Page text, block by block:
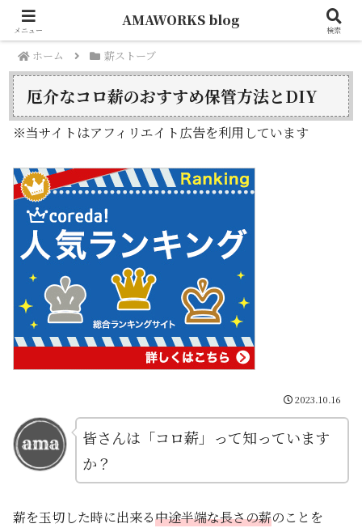
ホーム 薪ストーブ
厄介なコロ薪のおすすめ保管方法とDIY
※当サイトはアフィリエイト広告を利用しています
2023.10.16
皆さんは「コロ薪」って知っています
か？
薪を玉切した時に出来る中途半端な長さの薪のことを
メニュー
AMAWORKS blog
検索